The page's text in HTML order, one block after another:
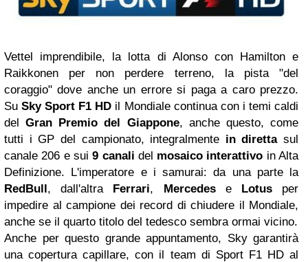
Vettel imprendibile, la lotta di Alonso con Hamilton e
Raikkonen per non perdere terreno, la pista "del
coraggio" dove anche un errore si paga a caro prezzo.
SuSky Sport F1 HD il Mondiale continua con i temi caldi
delGran Premio del Giappone, anche questo, come
tutti i GP del campionato, integralmente in diretta sul
canale 206 e sui9 canali del mosaico interattivo in Alta
Definizione. L'imperatore e i samurai: da una parte la
RedBull, dall'altra Ferrari, Mercedese Lotusper
impedire al campione dei record di chiudere il Mondiale,
anche se il quarto titolo del tedesco sembra ormai vicino.
Anche per questo grande appuntamento, Sky garantirà
una copertura capillare, con il team di Sport F1 HD al